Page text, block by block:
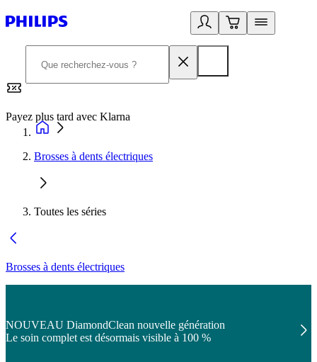
Payez plus tard avec Klarna
Brosses à dents électriques
Toutes les séries
Brosses à dents électriques
NOUVEAU DiamondClean nouvelle génération
Le soin complet est désormais visible à 100 %